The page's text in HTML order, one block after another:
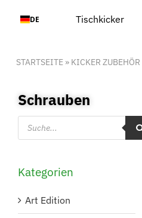
Inhalt DE Tischkicker
STARTSEITE» KICKER ZUBEHÖR
Schrauben
Products
search
Kategorien
Art Edition